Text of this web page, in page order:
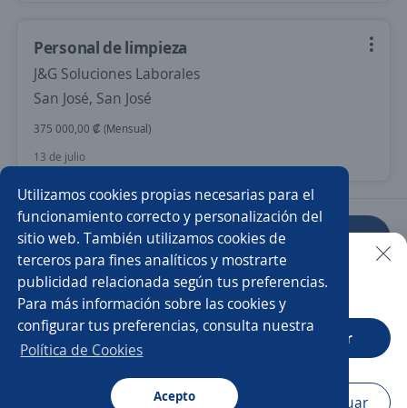
Utilizamos cookies propias necesarias para el
funcionamiento correcto y personalización del
sitio web. También utilizamos cookies de
terceros para fines analíticos y mostrarte
publicidad relacionada según tus preferencias.
Para más información sobre las cookies y
configurar tus preferencias, consulta nuestra
Política de Cookies
Acepto
Personal de limpieza
J&G Soluciones Laborales
San José, San José
375 000,00 ₡ (Mensual)
13 de julio
Anterior Siguiente
Nuevas ofertas de empleo
Empleos similares
Operario/a Operador/a
Buscar es más fácil en la app
CT App Abrir
Navegador Continuar